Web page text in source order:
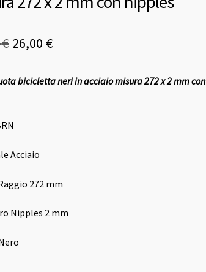
€ Il
originale
28,00 €.
26,00 €Il
attuale
bicicletta neri in acciaio misura 272 x 2 mm con
Acciaio
272 mm
Nipples 2 mm